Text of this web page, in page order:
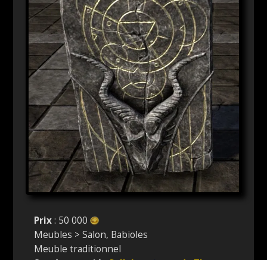
Prix: 50 000
Meubles > Salon, Babioles
Meuble traditionnel